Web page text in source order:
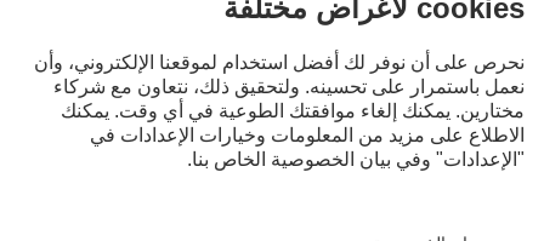
LANGUAGE
AR
EN